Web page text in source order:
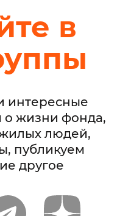
в
интересные
о жизни фонда,
людей,
публикуем
другое